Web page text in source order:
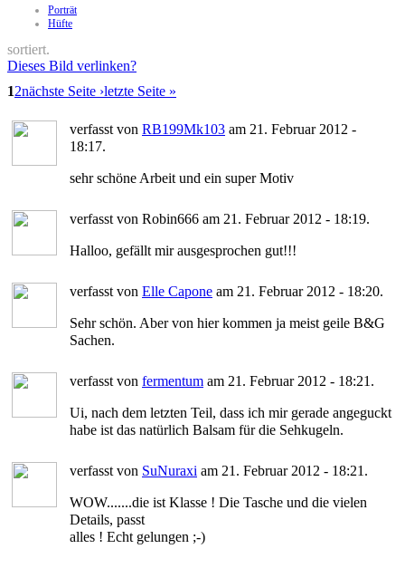
Porträt
Hüfte
sortiert.
Dieses Bild verlinken?
12nächste Seite ›letzte Seite »
verfasst von RB199Mk103 am 21. Februar 2012 -
18:17.
sehr schöne Arbeit und ein super Motiv
verfasst von Robin666 am 21. Februar 2012 - 18:19.
Halloo, gefällt mir ausgesprochen gut!!!
verfasst von Elle Capone am 21. Februar 2012 - 18:20.
Sehr schön. Aber von hier kommen ja meist geile B&G
Sachen.
verfasst von fermentum am 21. Februar 2012 - 18:21.
Ui, nach dem letzten Teil, dass ich mir gerade angeguckt
habe ist das natürlich Balsam für die Sehkugeln.
verfasst von SuNuraxi am 21. Februar 2012 - 18:21.
WOW.......die ist Klasse ! Die Tasche und die vielen
Details, passt
alles ! Echt gelungen ;-)